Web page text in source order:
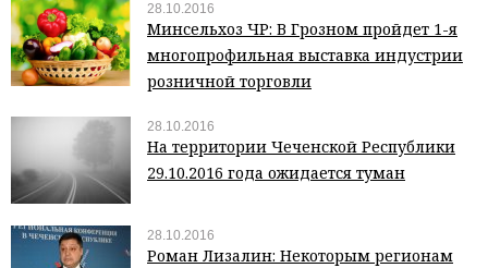
28.10.2016
Минсельхоз ЧР: В Грозном пройдет 1-я
многопрофильная выставка индустрии
розничной торговли
28.10.2016
На территории Чеченской Республики
29.10.2016 года ожидается туман
28.10.2016
Роман Лизалин: Некоторым регионам